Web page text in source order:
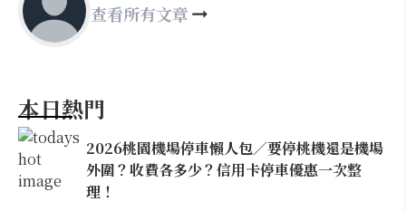
查看所有文章
本日熱門
2026桃園機場停車懶人包／要停桃機還是機場
外圍？收費各多少？信用卡停車優惠一次整
理！